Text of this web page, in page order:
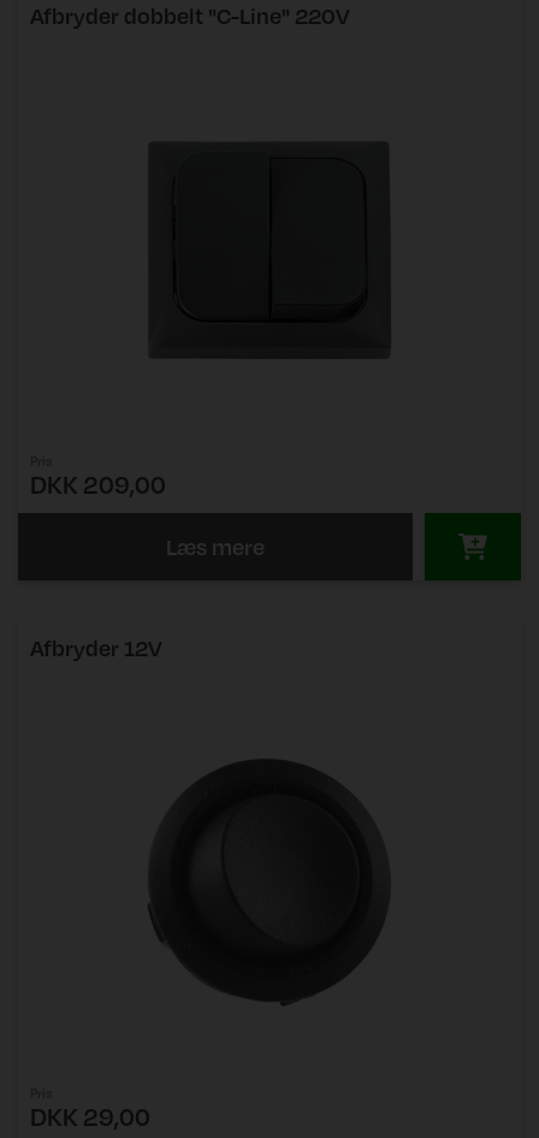
Afbryder dobbelt "C-Line" 220V
DKK 209,00
Læs mere
Afbryder 12V
DKK 29,00